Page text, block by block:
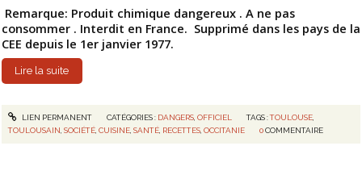
Remarque: Produit chimique dangereux . A ne pas
consommer . Interdit en France. Supprimé dans les pays de la
CEE depuis le 1er janvier 1977.
Lire la suite
LIEN PERMANENT CATÉGORIES : DANGERS, OFFICIEL TAGS :TOULOUSE
TOULOUSAIN ,SOCIÉTÉ ,CUISINE ,SANTÉ RECETTES ,OCCITANIE 0 COMMENTAIRE